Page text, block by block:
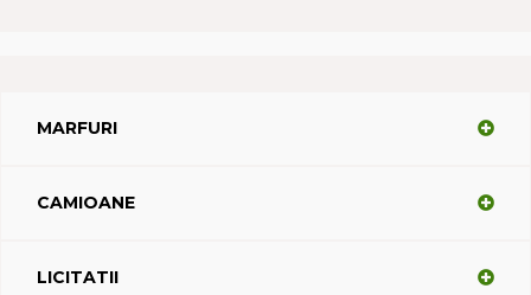
MARFURI
CAMIOANE
LICITATII